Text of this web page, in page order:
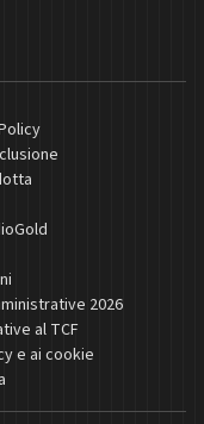
2026
al TCF
e ai cookie